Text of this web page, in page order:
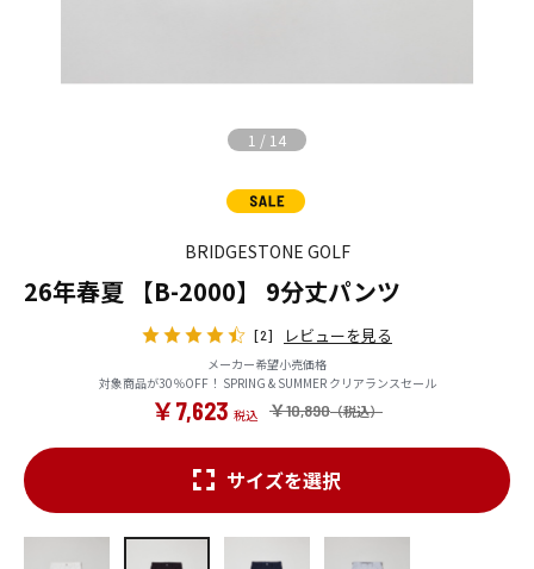
1 / 14
BRIDGESTONE GOLF
26年春夏 【B-2000】 9分丈パンツ
[2] レビューを見る
メーカー希望小売価格
対象商品が30％OFF！ SPRING & SUMMER クリアランスセール
￥10,890
￥7,623
サイズを選択